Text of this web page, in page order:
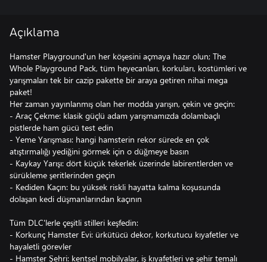
Açıklama
Hamster Playground'un her köşesini açmaya hazır olun; The
Whole Playground Pack, tüm heyecanları, korkuları, kostümleri ve
yarışmaları tek bir cazip pakette bir araya getiren nihai mega
paket!
Her zaman yayınlanmış olan her modda yarışın, çekin ve geçin:
- Araç Çekme: klasik güçlü adam yarışmamızda dolambaçlı
pistlerde ham gücü test edin
- Yeme Yarışması: hangi hamsterin rekor sürede en çok
atıştırmalığı yediğini görmek için o düğmeye basın
- Kaykay Yarışı: dört küçük tekerlek üzerinde labirentlerden ve
sürükleme şeritlerinden geçin
- Kediden Kaçın: bu yüksek riskli hayatta kalma koşusunda
dolaşan kedi düşmanlarından kaçının
Tüm DLC'lerle çeşitli stilleri keşfedin:
- Korkunç Hamster Evi: ürkütücü dekor, korkutucu kıyafetler ve
hayaletli görevler
- Hamster Şehri: kentsel mobilyalar, iş kıyafetleri ve şehir temalı